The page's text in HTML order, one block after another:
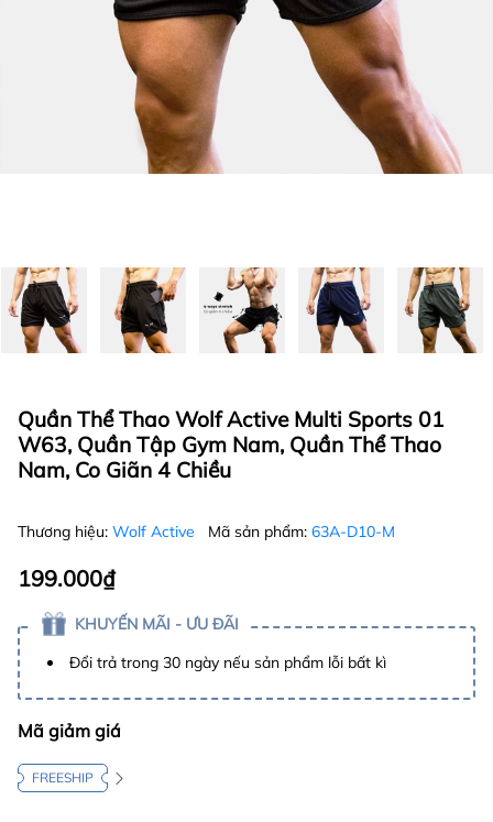
Quần Thể Thao Wolf Active Multi Sports 01
W63, Quần Tập Gym Nam, Quần Thể Thao
Nam, Co Giãn 4 Chiều
Thương hiệu: Wolf Active Mã sản phẩm: 63A-D10-M
199.000₫
KHUYẾN MÃI - ƯU ĐÃI
Đổi trả trong 30 ngày nếu sản phẩm lỗi bất kì
Mã giảm giá
FREESHIP